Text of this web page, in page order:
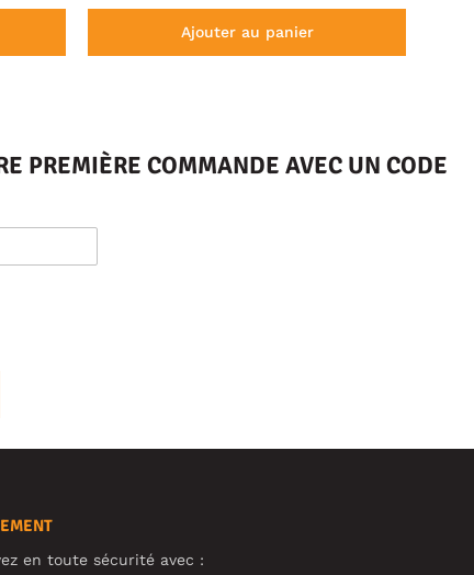
Ajouter au panier
PREMIÈRE COMMANDE AVEC UN CODE
en toute sécurité avec :